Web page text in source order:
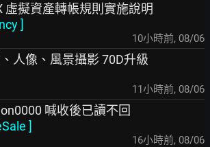
虛擬資產轉帳規則實施說明
]
10小時前, 08/06
人像、風景攝影 70D升級
11小時前, 08/06
喊收後已讀不回
]
16小時前, 08/06